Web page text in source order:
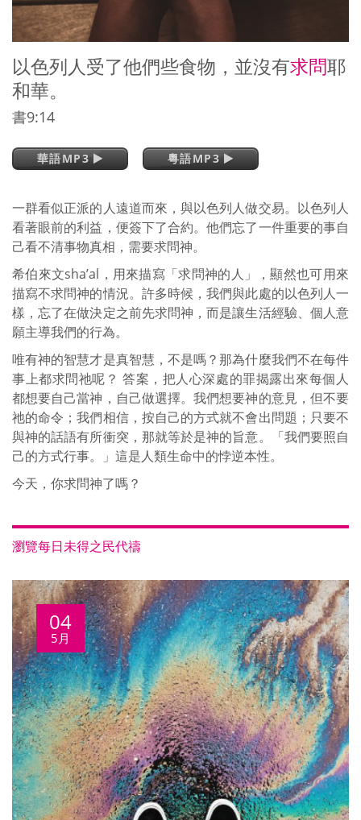
以色列人受了他們些食物，並沒有求問耶
和華。
書9:14
華語MP3 粵語MP3
一群看似正派的人遠道而來，與以色列人做交易。以色列人
看著眼前的利益，便簽下了合約。他們忘了一件重要的事自
己看不清事物真相，需要求問神。
希伯來文sha’al，用來描寫「求問神的人」，顯然也可用來
描寫不求問神的情況。許多時候，我們與此處的以色列人一
樣，忘了在做決定之前先求問神，而是讓生活經驗、個人意
願主導我們的行為。
唯有神的智慧才是真智慧，不是嗎？那為什麼我們不在每件
事上都求問祂呢？ 答案，把人心深處的罪揭露出來每個人
都想要自己當神，自己做選擇。我們想要神的意見，但不要
祂的命令；我們相信，按自己的方式就不會出問題；只要不
與神的話語有所衝突，那就等於是神的旨意。「我們要照自
己的方式行事。」這是人類生命中的悖逆本性。
今天，你求問神了嗎？
瀏覽每日未得之民代禱
04
5月